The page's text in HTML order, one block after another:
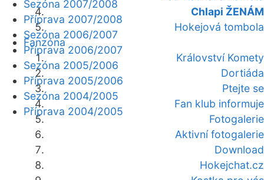
Chlapi ŽENÁM
Hokejová tombola
Fanzóna
Království Komety
Dortiáda
Ptejte se
Fan klub informuje
Fotogalerie
Aktivní fotogalerie
Download
Hokejchat.cz
Sezóna 2007/2008
Příprava 2007/2008
Sezóna 2006/2007
Příprava 2006/2007
Sezóna 2005/2006
Příprava 2005/2006
Sezóna 2004/2005
Příprava 2004/2005